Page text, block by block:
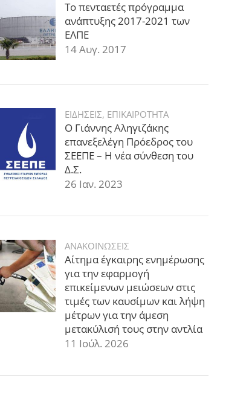
Το πενταετές πρόγραμμα
ανάπτυξης 2017-2021 των
ΕΛΠΕ
14 Αυγ. 2017
ΕΙΔΗΣΕΙΣ, ΕΠΙΚΑΙΡΟΤΗΤΑ
Ο Γιάννης Αληγιζάκης
επανεξελέγη Πρόεδρος του
ΣΕΕΠΕ – Η νέα σύνθεση του
Δ.Σ.
26 Ιαν. 2023
ΑΝΑΚΟΙΝΩΣΕΙΣ
Αίτημα έγκαιρης ενημέρωσης
για την εφαρμογή
επικείμενων μειώσεων στις
τιμές των καυσίμων και λήψη
μέτρων για την άμεση
μετακύλισή τους στην αντλία
11 Ιούλ. 2026